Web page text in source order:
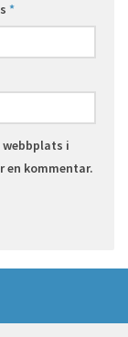
*
i
en kommentar.